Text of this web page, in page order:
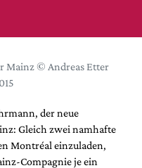
Mainz © Andreas Etter
der neue
Gleich zwei namhafte
Montréal einzuladen,
Compagnie je ein